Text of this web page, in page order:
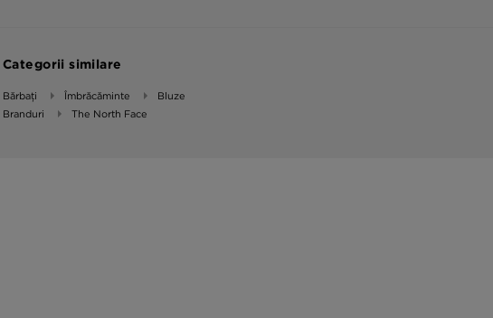
Categorii similare
Bărbați Îmbrăcăminte
Bluze
Branduri
The North Face